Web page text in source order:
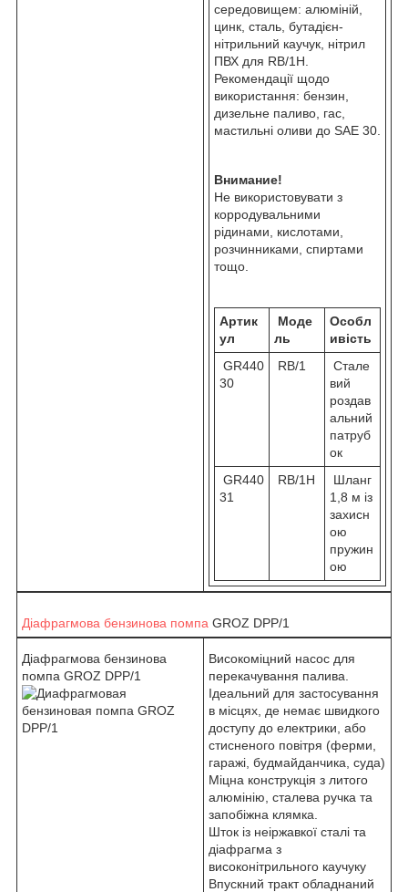
середовищем: алюміній,
цинк, сталь, бутадієн-
нітрильний каучук, нітрил
ПВХ для RB/1H.
Рекомендації щодо
використання: бензин,
дизельне паливо, гас,
мастильні оливи до SAE 30.
Внимание!
Не використовувати з
корродувальними
рідинами, кислотами,
розчинниками, спиртами
тощо.
Артик
ул
Моде
ль
Особл
ивість
GR440
30
RB/1
Стале
вий
роздав
альний
патруб
ок
GR440
31
RB/1H
Шланг
1,8 м із
захисн
ою
пружин
ою
Діафрагмова бензинова помпа GROZ DPP/1
Діафрагмова бензинова
помпа GROZ DPP/1
Високоміцний насос для
перекачування палива.
Ідеальний для застосування
в місцях, де немає швидкого
доступу до електрики, або
стисненого повітря (ферми,
гаражі, будмайданчика, суда)
Міцна конструкція з литого
алюмінію, сталева ручка та
запобіжна клямка.
Шток із неіржавкої сталі та
діафрагма з
високонітрильного каучуку
Впускний тракт обладнаний